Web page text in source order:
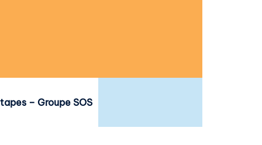
– Groupe SOS